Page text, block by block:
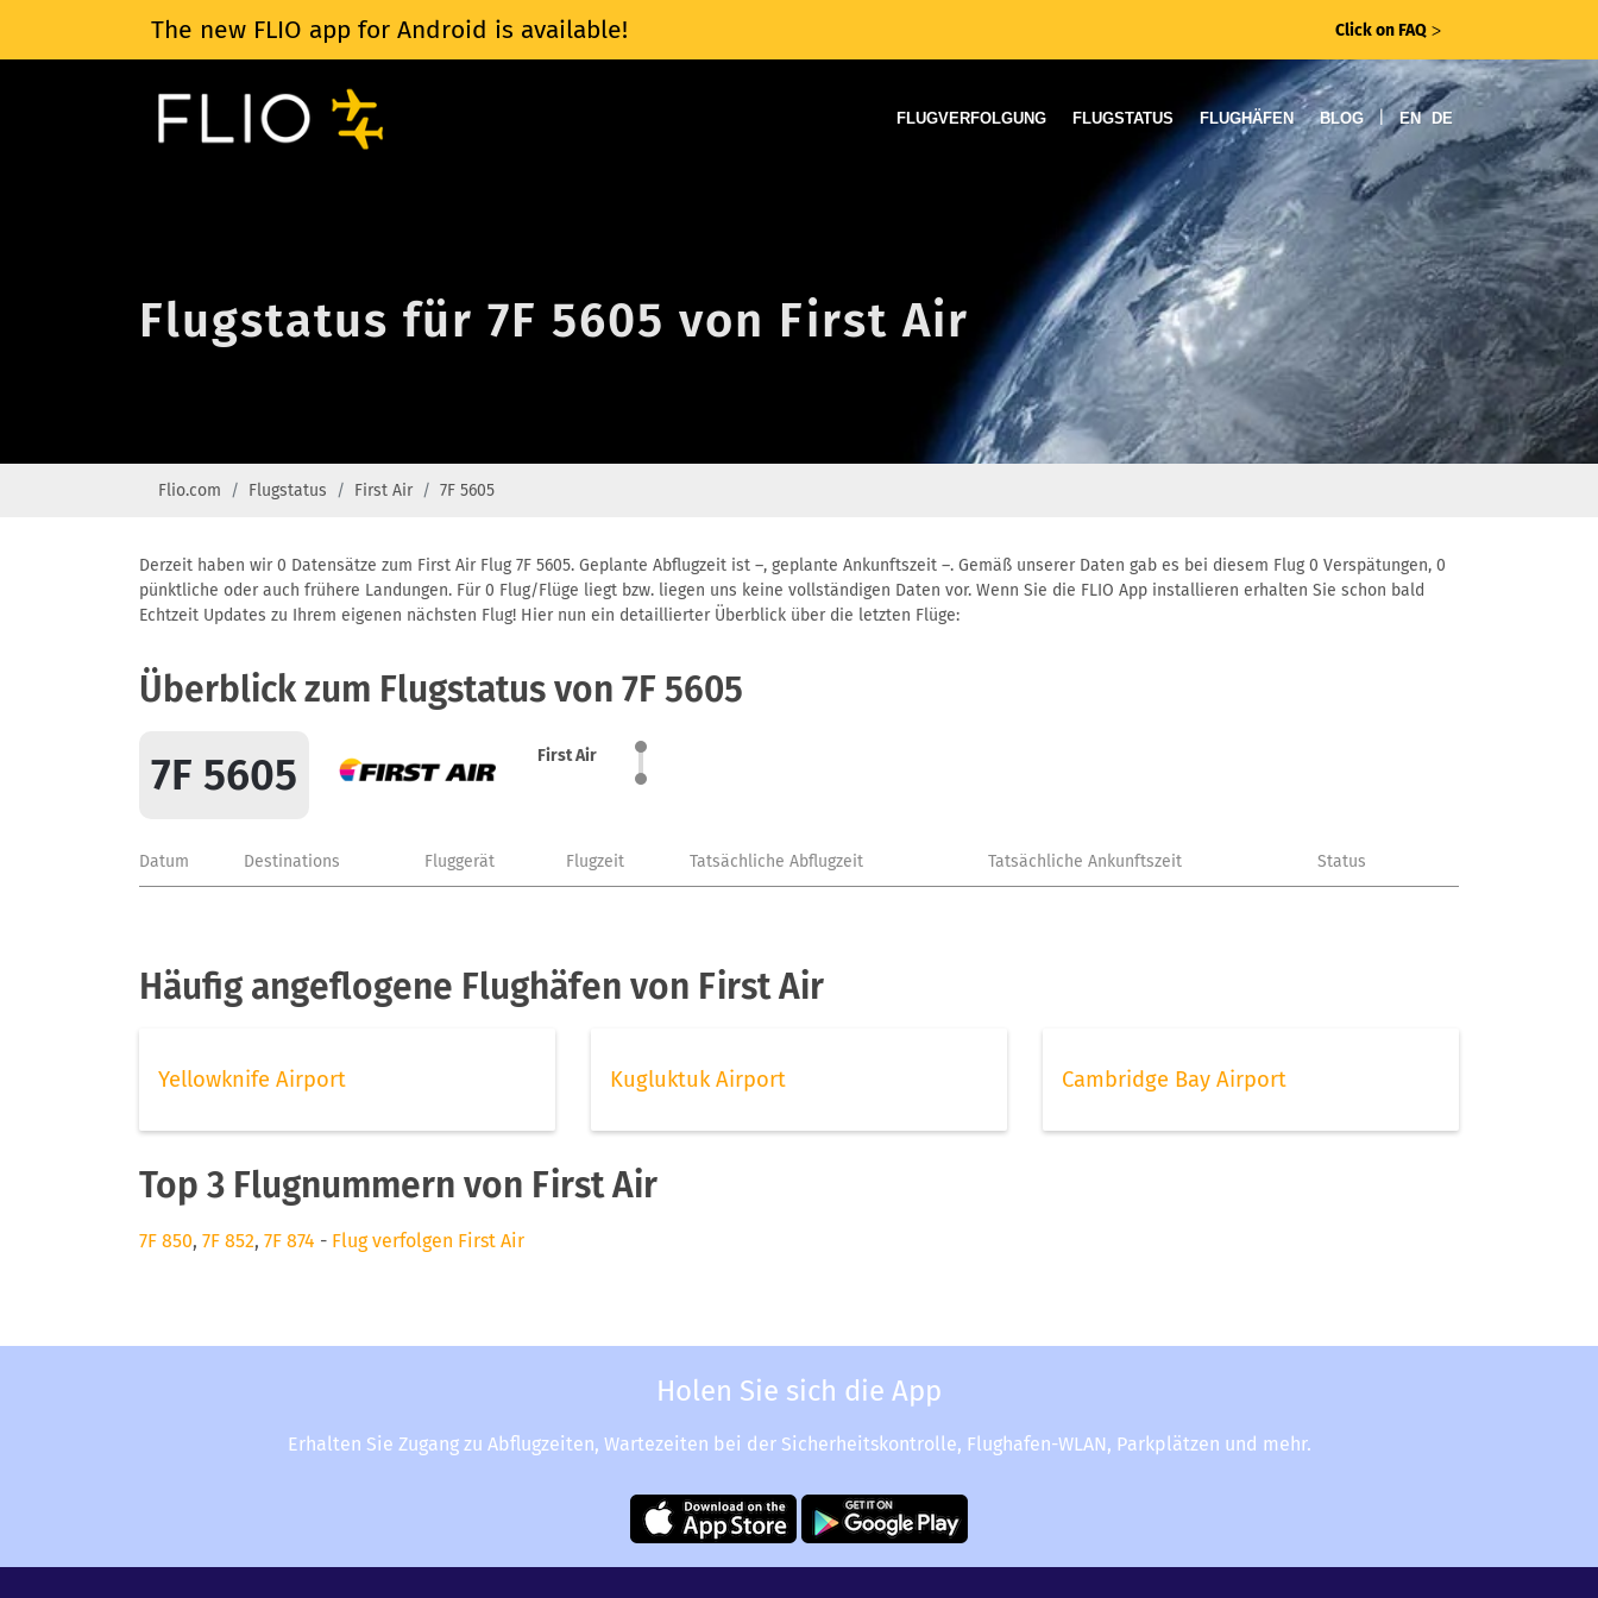
The new FLIO app for Android is available! Click on FAQ ᐳ
FLUGVERFOLGUNG FLUGSTATUS FLUGHÄFEN BLOG | EN DE
Flugstatus für 7F 5605 von First Air
Flio.com Flugstatus First Air 7F 5605
Derzeit haben wir 0 Datensätze zum First Air Flug 7F 5605. Geplante Abflugzeit ist –, geplante Ankunftszeit –. Gemäß unserer Daten gab es bei diesem Flug 0 Verspätungen, 0
pünktliche oder auch frühere Landungen. Für 0 Flug/Flüge liegt bzw. liegen uns keine vollständigen Daten vor. Wenn Sie die FLIO App installieren erhalten Sie schon bald
Echtzeit Updates zu Ihrem eigenen nächsten Flug! Hier nun ein detaillierter Überblick über die letzten Flüge:
Überblick zum Flugstatus von 7F 5605
7F 5605 First Air
Datum Destinations Fluggerät Flugzeit Tatsächliche Abflugzeit Tatsächliche Ankunftszeit Status
Häufig angeflogene Flughäfen von First Air
Yellowknife Airport Kugluktuk Airport Cambridge Bay Airport
Top 3 Flugnummern von First Air
7F 850, 7F 852, 7F 874 - Flug verfolgen First Air
Holen Sie sich die App
Erhalten Sie Zugang zu Abflugzeiten, Wartezeiten bei der Sicherheitskontrolle, Flughafen-WLAN, Parkplätzen und mehr.